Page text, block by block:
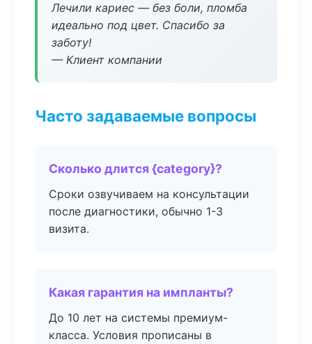
Лечили кариес — без боли, пломба
идеально под цвет. Спасибо за
заботу!
— Клиент компании
Часто задаваемые вопросы
Сколько длится {category}?
Сроки озвучиваем на консультации
после диагностики, обычно 1-3
визита.
Какая гарантия на импланты?
До 10 лет на системы премиум-
класса. Условия прописаны в